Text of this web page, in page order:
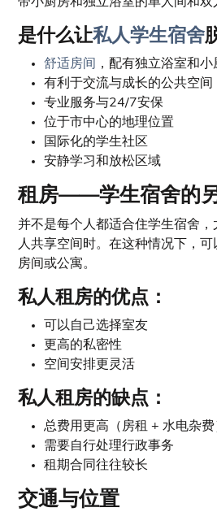
是什么让私人学生宿舍
舒适房间
，配有独立浴室和小
有利于交流与成长的公共空间
专业服务与24/7安保
位于市中心的地理位置
国际化的学生社区
安静学习和放松区域
租房——学生宿舍的
并不是每个人都适合住学生宿舍，
人共享空间时。在这种情况下，可
房间或公寓。
私人租房的优点：
可以自己选择室友
更高的私密性
空间安排更灵活
私人租房的缺点：
总费用更高（房租 + 水电杂费
需要自行处理行政事务
租期合同往往较长
交通与位置